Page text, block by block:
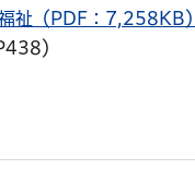
祉（PDF：7,258KB）
）